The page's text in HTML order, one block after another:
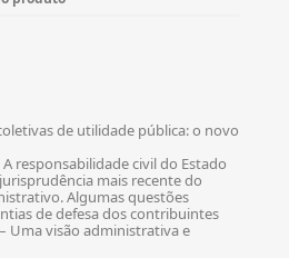
de utilidade pública: o novo
A responsabilidade civil do Estado
mais recente do
Algumas questões
de defesa dos contribuintes
Uma visão administrativa e